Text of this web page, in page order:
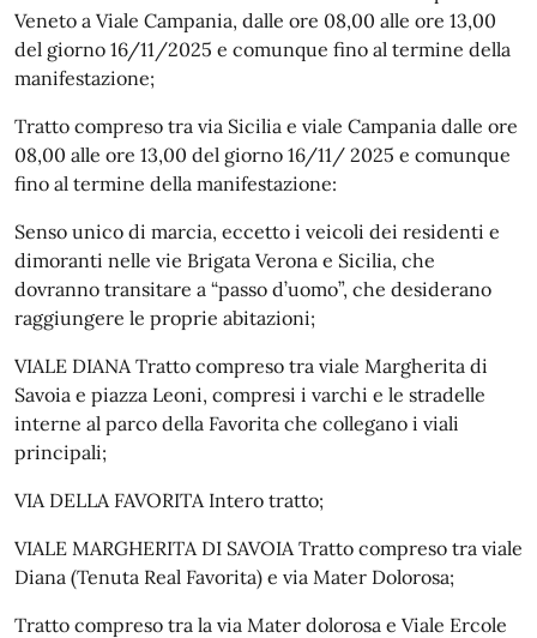
Veneto a Viale Campania, dalle ore 08,00 alle ore 13,00
del giorno 16/11/2025 e comunque fino al termine della
manifestazione;
Tratto compreso tra via Sicilia e viale Campania dalle ore
08,00 alle ore 13,00 del giorno 16/11/ 2025 e comunque
fino al termine della manifestazione:
Senso unico di marcia, eccetto i veicoli dei residenti e
dimoranti nelle vie Brigata Verona e Sicilia, che
dovranno transitare a “passo d’uomo”, che desiderano
raggiungere le proprie abitazioni;
VIALE DIANA Tratto compreso tra viale Margherita di
Savoia e piazza Leoni, compresi i varchi e le stradelle
interne al parco della Favorita che collegano i viali
principali;
VIA DELLA FAVORITA Intero tratto;
VIALE MARGHERITA DI SAVOIA Tratto compreso tra viale
Diana (Tenuta Real Favorita) e via Mater Dolorosa;
Tratto compreso tra la via Mater dolorosa e Viale Ercole